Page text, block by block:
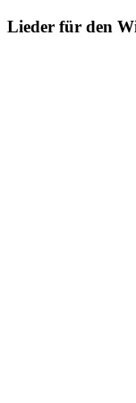
Lieder für den